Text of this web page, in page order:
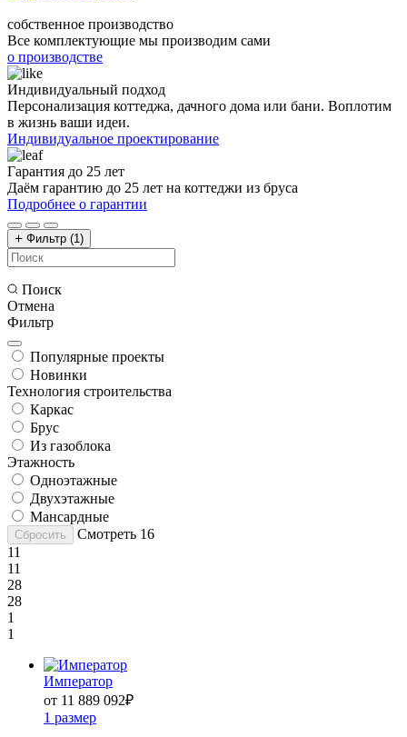
собственное производство
Все комплектующие мы производим сами
о производстве
Индивидуальный подход
Персонализация коттеджа, дачного дома или бани. Воплотим
в жизнь ваши идеи.
Индивидуальное проектирование
Гарантия до 25 лет
Даём гарантию до 25 лет на коттеджи из бруса
Подробнее о гарантии
Фильтр (1)
Поиск
Отмена
Фильтр
Популярные проекты
Новинки
Технология строительства
Каркас
Брус
Из газоблока
Этажность
Одноэтажные
Двухэтажные
Мансардные
Сбросить Смотреть 16
11
11
28
28
1
1
Император
от 11 889 092₽
1 размер